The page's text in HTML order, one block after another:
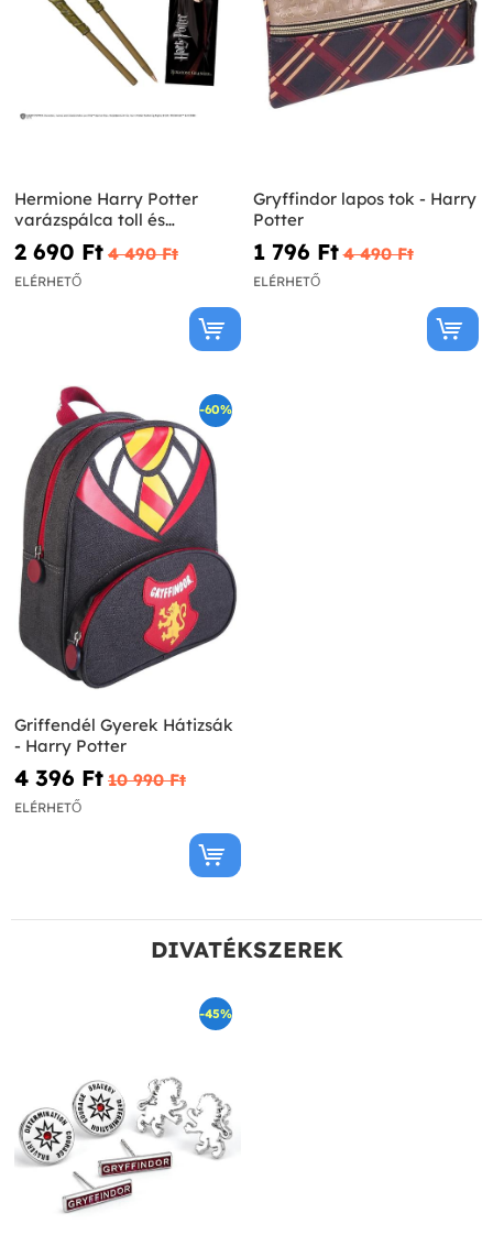
Hermione Harry Potter
varázspálca toll és
könyvjelző
2 690 Ft‎ 4 490 Ft‎
ELÉRHETŐ
Gryffindor lapos tok - Harry
Potter
1 796 Ft‎ 4 490 Ft‎
ELÉRHETŐ
-60%
Griffendél Gyerek Hátizsák
- Harry Potter
4 396 Ft‎ 10 990 Ft‎
ELÉRHETŐ
DIVATÉKSZEREK
-45%